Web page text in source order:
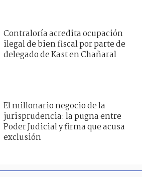
Contraloría acredita ocupación
ilegal de bien fiscal por parte de
delegado de Kast en Chañaral
El millonario negocio de la
jurisprudencia: la pugna entre
Poder Judicial y firma que acusa
exclusión